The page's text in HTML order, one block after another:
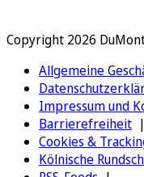
Copyright 2026
Allgemeine
Impressum und
Barrierefreiheit
Cookies &
Kölnische